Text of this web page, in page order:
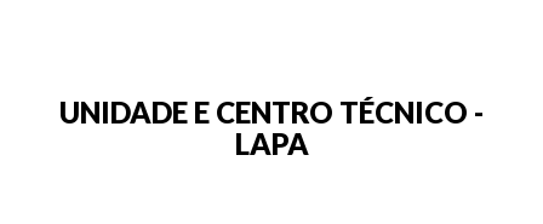
UNIDADE E CENTRO TÉCNICO -
LAPA